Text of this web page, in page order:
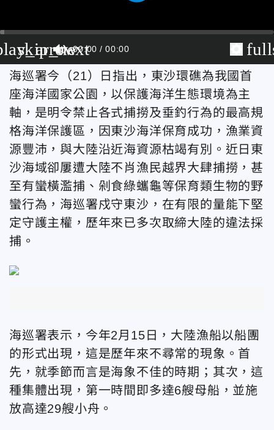
skip_next
00:00 00:00
海巡署今（21）日指出，東沙環礁為我國首
座海洋國家公園，以保護海洋生態環境為主
軸，是明令禁止各式捕撈及垂釣行為的最高規
格海洋保護區，因東沙海洋保育成功，漁業資
源豐沛，與大陸沿近海資源枯竭有別。近日東
沙海域卻屢遭大陸不肖漁民越界大肆捕撈，甚
至有蠻橫濫捕、剁食綠蠵龜等保育類生物的野
蠻行為，海巡署戍守東沙，在有限的量能下堅
定守護主權，歷年來已多次取締大陸的違法採
捕。
海巡署表示，今年2月15日，大陸漁船以船團
的形式出現，這是歷年來不尋常的現象。首
先，就季節而言是海象不佳的時期；其次，這
種集體出現，第一時間即多達6艘母船，並施
放高達29艘小舟。